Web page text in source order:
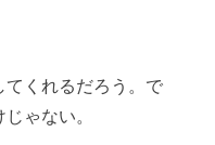
てくれるだろう。で
ゃない。